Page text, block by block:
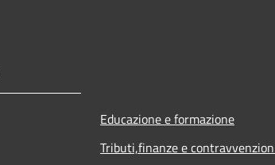
Educazione e formazione
Tributi,finanze e